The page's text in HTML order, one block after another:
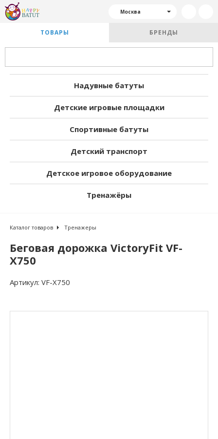
Москва
ТОВАРЫ БРЕНДЫ
Надувные батуты
Детские игровые площадки
Спортивные батуты
Детский транспорт
Детское игровое оборудование
Тренажёры
Каталог товаров Тренажеры
Беговая дорожка VictoryFit VF-
X750
Артикул: VF-X750